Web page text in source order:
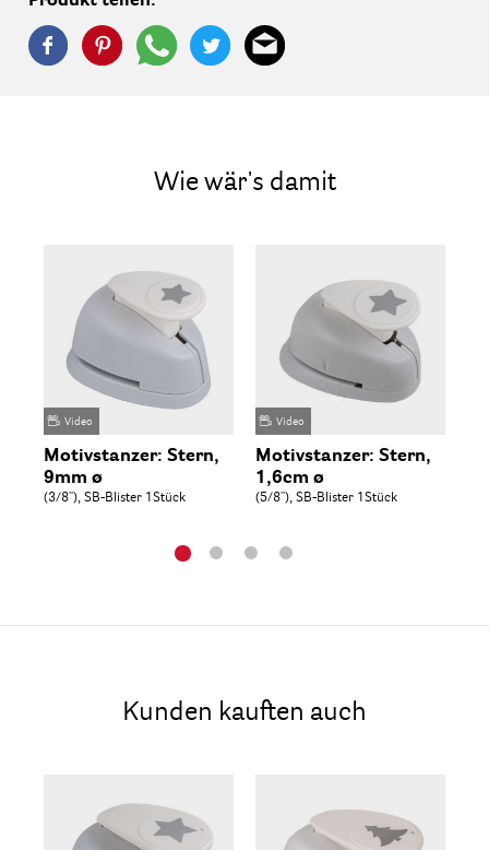
Wie wär's damit
Video
Motivstanzer: Stern,
9mm ø
(3/8''), SB-Blister 1Stück
Video
Motivstanzer: Stern,
1,6cm ø
(5/8''), SB-Blister 1Stück
Kunden kauften auch